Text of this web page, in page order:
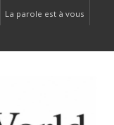
La parole est à vous